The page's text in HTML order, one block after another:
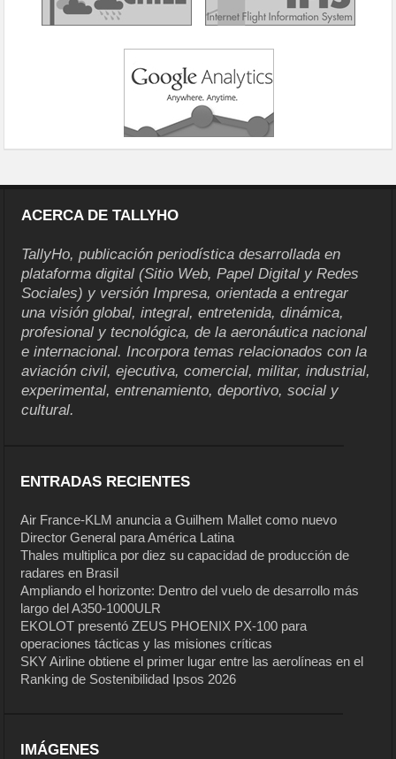
ACERCA DE TALLYHO
TallyHo, publicación periodística desarrollada en
plataforma digital (Sitio Web, Papel Digital y Redes
Sociales) y versión Impresa, orientada a entregar
una visión global, integral, entretenida, dinámica,
profesional y tecnológica, de la aeronáutica nacional
e internacional. Incorpora temas relacionados con la
aviación civil, ejecutiva, comercial, militar, industrial,
experimental, entrenamiento, deportivo, social y
cultural.
ENTRADAS RECIENTES
Air France-KLM anuncia a Guilhem Mallet como nuevo
Director General para América Latina
Thales multiplica por diez su capacidad de producción de
radares en Brasil
Ampliando el horizonte: Dentro del vuelo de desarrollo más
largo del A350-1000ULR
EKOLOT presentó ZEUS PHOENIX PX-100 para
operaciones tácticas y las misiones críticas
SKY Airline obtiene el primer lugar entre las aerolíneas en el
Ranking de Sostenibilidad Ipsos 2026
IMÁGENES